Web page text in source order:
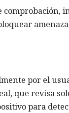
por el
que revisa
para